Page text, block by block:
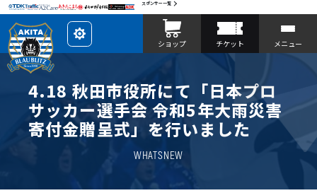
スポンサー一覧
レ
イ
ア
を
カ
ス
タ
マ
イ
ズ
ショップ チケット メニュー
4.18 秋田市役所にて「日本プロ
サッカー選手会 令和5年大雨災害
寄付金贈呈式」を行いました
WHATSNEW